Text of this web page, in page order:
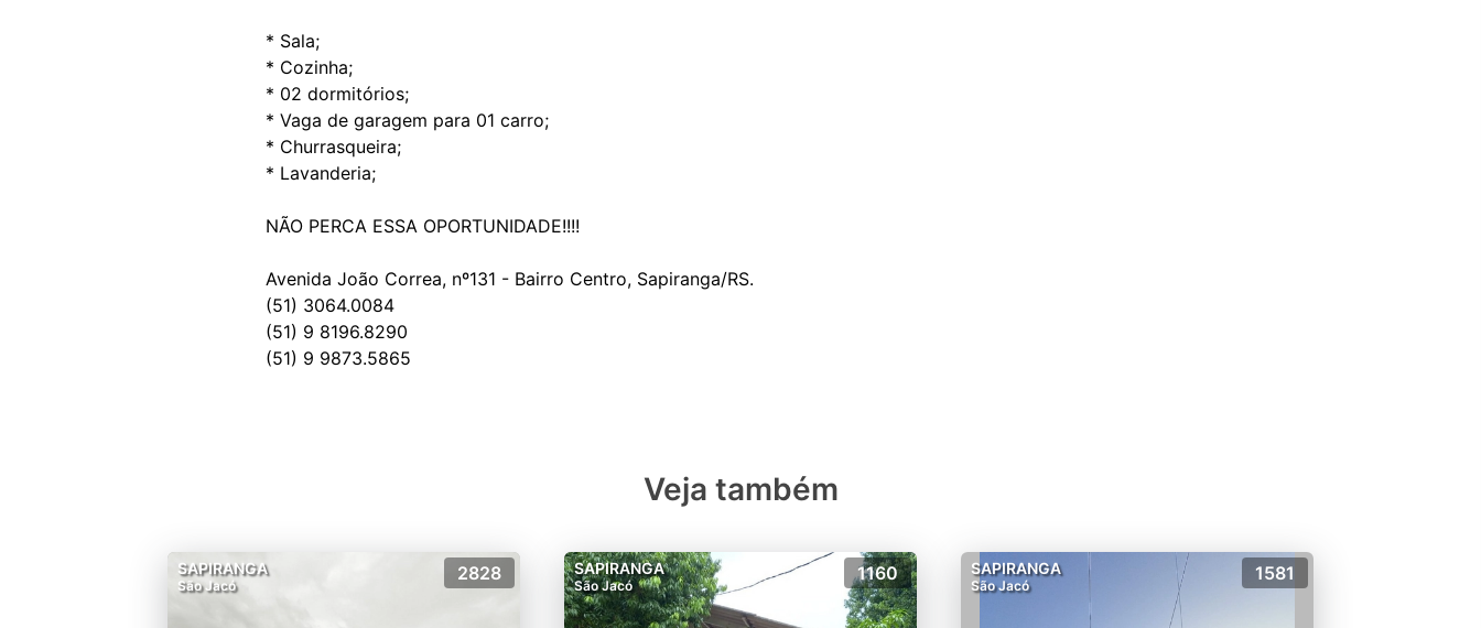
* Sala;
* Cozinha;
* 02 dormitórios;
* Vaga de garagem para 01 carro;
* Churrasqueira;
* Lavanderia;
NÃO PERCA ESSA OPORTUNIDADE!!!!
Avenida João Correa, nº131 - Bairro Centro, Sapiranga/RS.
(51) 3064.0084
(51) 9 8196.8290
Veja também
SAPIRANGA
São Jacó
2828 SAPIRANGA
São Jacó
1160 SAPIRANGA
São Jacó
1581